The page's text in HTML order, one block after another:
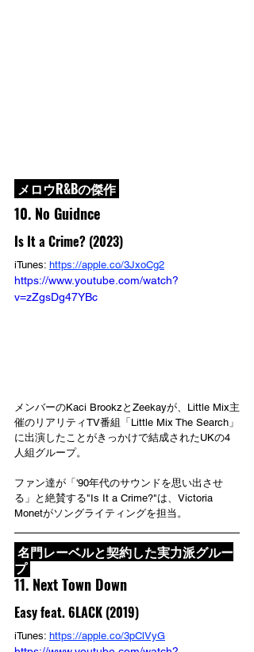
メロウR&Bの傑作
10. No Guidnce
Is It a Crime? (2023)
iTunes: https://apple.co/3JxoCg2
https://www.youtube.com/watch?
v=zZgsDg47YBc
メンバーのKaci BrookzとZeekayが、Little Mix主
催のリアリティTV番組「Little Mix The Search」
に出演したことがきっかけで結成されたUKの4
人組グループ。
ファン達が「'90年代のサウンドを思い出させ
る」と絶賛する"Is It a Crime?"は、Victoria
Monetがソングライティングを担当。
名門レーベルと契約した実力派グルー
プ
11. Next Town Down
Easy feat. 6LACK (2019)
iTunes: https://apple.co/3pClVyG